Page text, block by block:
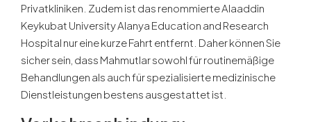
Privatkliniken. Zudem ist das renommierte Alaaddin
Keykubat University Alanya Education and Research
Hospital nur eine kurze Fahrt entfernt. Daher können Sie
sicher sein, dass Mahmutlar sowohl für routinemäßige
Behandlungen als auch für spezialisierte medizinische
Dienstleistungen bestens ausgestattet ist.